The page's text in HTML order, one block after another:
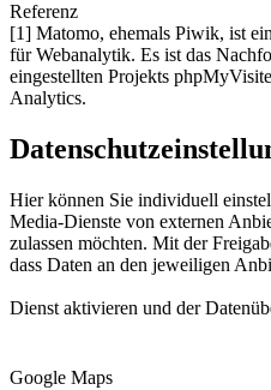
Referenz
[1] Matomo, ehemals Piwik, ist
für Webanalytik. Es ist das
eingestellten Projekts
Analytics.
Hier können Sie individuell
Media-Dienste von externen
zulassen möchten. Mit der
dass Daten an den jeweiligen
Dienst aktivieren und der
Google Maps